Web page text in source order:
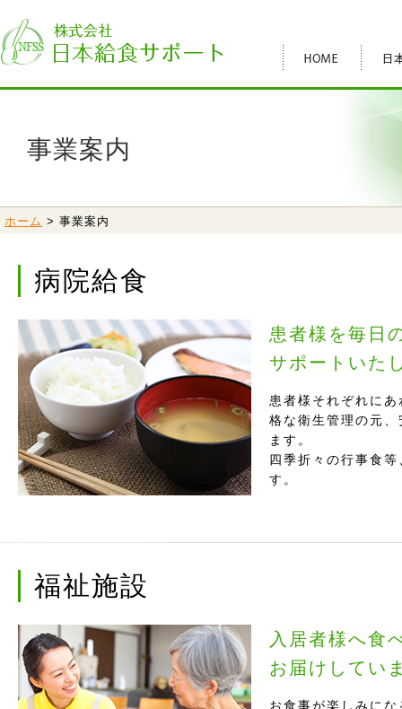
事業案内
ホーム > 事業案内
病院給食
患者様を毎日
サポートいた
患者様それぞれに
格な衛生管理の元
ます。
四季折々の行事食
す。
福祉施設
入居者様へ食
お届けしてい
お食事が楽しみに